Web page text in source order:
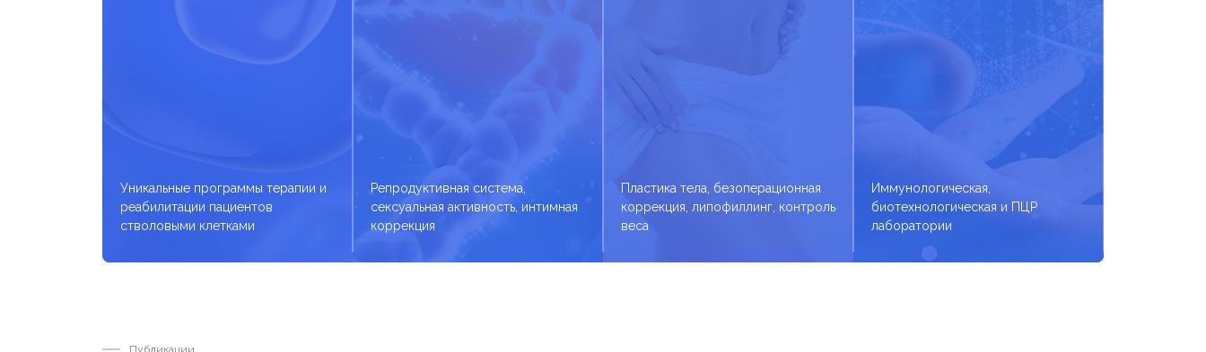
Уникальные программы терапии и
реабилитации пациентов
стволовыми клетками
Репродуктивная система,
сексуальная активность, интимная
коррекция
Пластика тела, безоперационная
коррекция, липофиллинг, контроль
веса
Иммунологическая,
биотехнологическая и ПЦР
лаборатории
Публикации